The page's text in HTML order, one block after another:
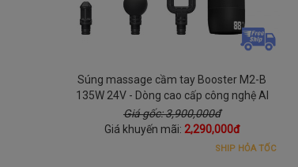
Súng massage cầm tay Booster M2-B
135W 24V - Dòng cao cấp công nghệ AI
Giá gốc: 3,900,000đ
Giá khuyến mãi: 2,290,000đ
SHIP HỎA TỐC